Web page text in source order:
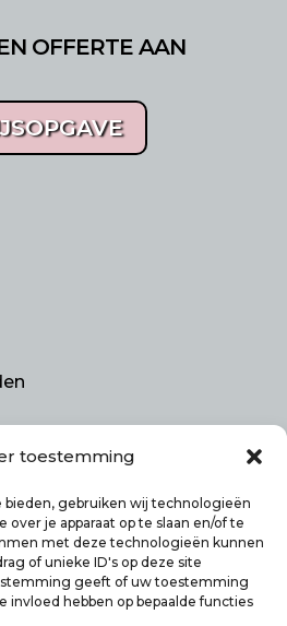
toestemming
gebruiken wij technologieën
over je apparaat op te slaan en/of te
met deze technologieën kunnen
of unieke ID's op deze site
geeft of uw toestemming
invloed hebben op bepaalde functies
OFFERTE AAN